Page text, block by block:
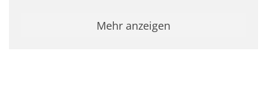
Mehr anzeigen